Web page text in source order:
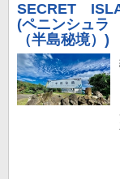
SECRET
(ペニンシュ
（半島秘境）)